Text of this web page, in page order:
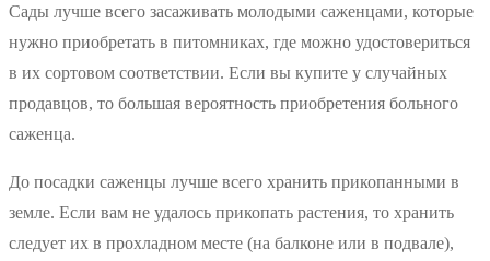
Сады лучше всего засаживать молодыми саженцами, которые
нужно приобретать в питомниках, где можно удостовериться
в их сортовом соответствии. Если вы купите у случайных
продавцов, то большая вероятность приобретения больного
саженца.
До посадки саженцы лучше всего хранить прикопанными в
земле. Если вам не удалось прикопать растения, то хранить
следует их в прохладном месте (на балконе или в подвале),